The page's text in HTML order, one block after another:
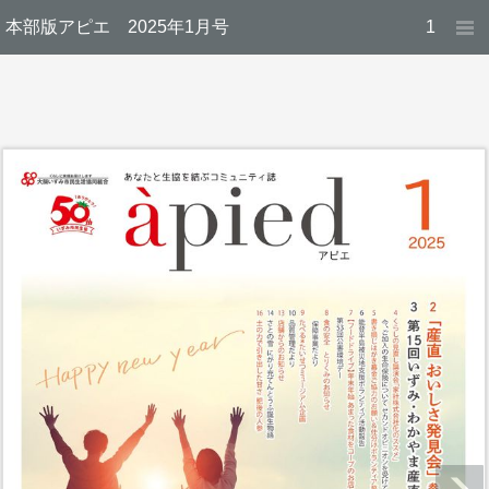
本部版アピエ 2025年1月号 1